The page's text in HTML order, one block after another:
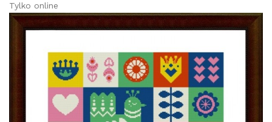
Tylko online